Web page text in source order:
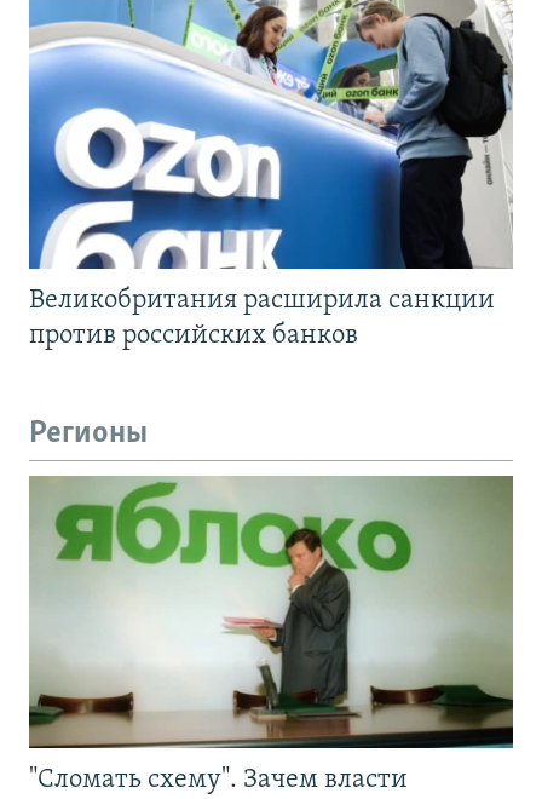
Великобритания расширила санкции
против российских банков
Регионы
"Сломать схему". Зачем власти